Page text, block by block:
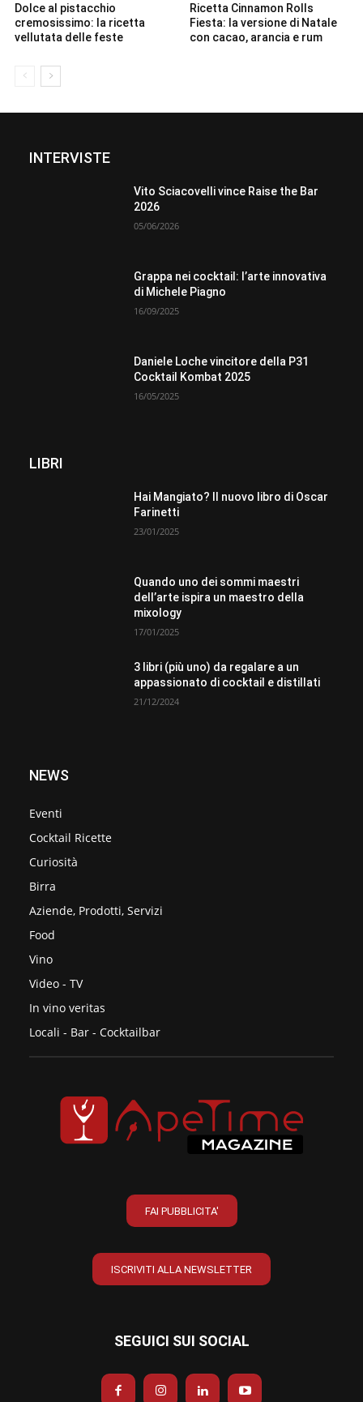
Dolce al pistacchio
cremosissimo: la ricetta
vellutata delle feste
Ricetta Cinnamon Rolls
Fiesta: la versione di Natale
con cacao, arancia e rum
INTERVISTE
Vito Sciacovelli vince Raise the Bar
2026
05/06/2026
Grappa nei cocktail: l’arte innovativa
di Michele Piagno
16/09/2025
Daniele Loche vincitore della P31
Cocktail Kombat 2025
16/05/2025
LIBRI
Hai Mangiato? Il nuovo libro di Oscar
Farinetti
23/01/2025
Quando uno dei sommi maestri
dell’arte ispira un maestro della
mixology
17/01/2025
3 libri (più uno) da regalare a un
appassionato di cocktail e distillati
21/12/2024
NEWS
Eventi
Cocktail Ricette
Curiosità
Birra
Aziende, Prodotti, Servizi
Food
Vino
Video - TV
In vino veritas
Locali - Bar - Cocktailbar
FAI PUBBLICITA'
ISCRIVITI ALLA NEWSLETTER
SEGUICI SUI SOCIAL